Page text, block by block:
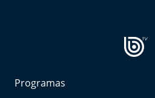
Motorfem
Programas